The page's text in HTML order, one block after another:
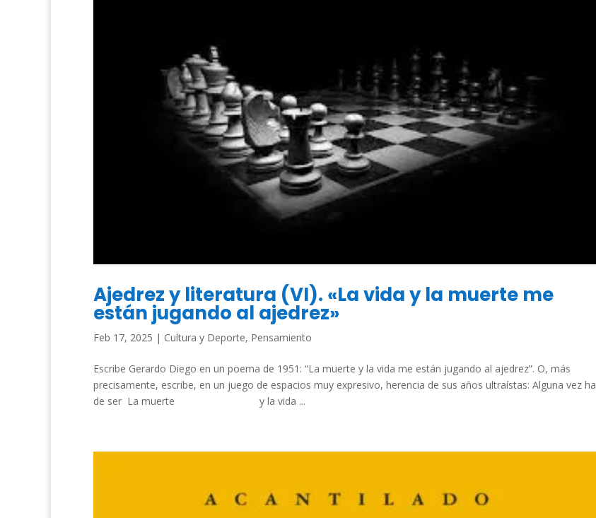
Ajedrez y literatura (VI). «La vida y la muerte me
están jugando al ajedrez»
Feb 17, 2025 | Cultura y Deporte, Pensamiento
Escribe Gerardo Diego en un poema de 1951: “La muerte y la vida me están jugando al ajedrez”. O, más
precisamente, escribe, en un juego de espacios muy expresivo, herencia de sus años ultraístas: Alguna vez ha
de ser La muerte y la vida ...